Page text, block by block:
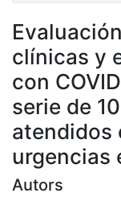
clínicas y
con
serie de
atendidos
urgencias
Autors